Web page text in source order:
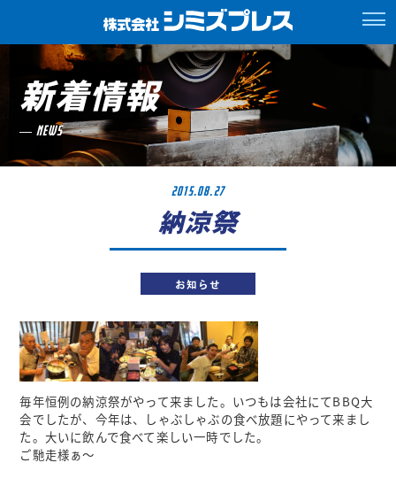
新着情報
NEWS
2015.08.27
納涼祭
お知らせ
毎年恒例の納涼祭がやって来ました。いつもは会社にてBBQ大
会でしたが、今年は、しゃぶしゃぶの食べ放題にやって来まし
た。大いに飲んで食べて楽しい一時でした。
ご馳走様ぁ～